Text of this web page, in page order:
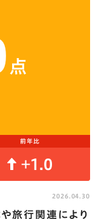
点
前年比
+1.0
旅行関連により
2026.04.30